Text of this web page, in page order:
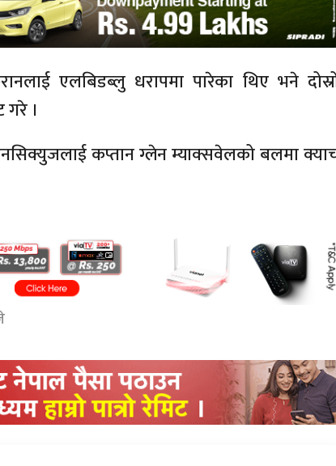
एलबिडब्लु धरापमा पारेका थिए भने
।
कप्तान ग्लेन म्याक्सवेलको बलमा